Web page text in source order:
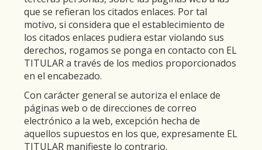
que se refieran los citados enlaces. Por tal
motivo, si considera que el establecimiento de
los citados enlaces pudiera estar violando sus
derechos, rogamos se ponga en contacto con EL
TITULAR a través de los medios proporcionados
en el encabezado.
Con carácter general se autoriza el enlace de
páginas web o de direcciones de correo
electrónico a la web, excepción hecha de
aquellos supuestos en los que, expresamente EL
TITULAR manifieste lo contrario.